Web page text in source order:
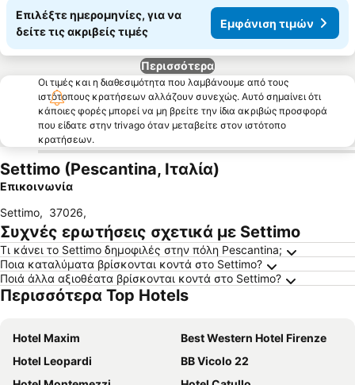
Επιλέξτε ημερομηνίες, για να
δείτε τις ακριβείς τιμές
Εμφάνιση τιμών
Περισσότερα
Οι τιμές και η διαθεσιμότητα που λαμβάνουμε από τους
ιστότοπους κρατήσεων αλλάζουν συνεχώς. Αυτό σημαίνει ότι
κάποιες φορές μπορεί να μη βρείτε την ίδια ακριβώς προσφορά
που είδατε στην trivago όταν μεταβείτε στον ιστότοπο
κρατήσεων.
Settimo (Pescantina, Ιταλία)
Επικοινωνία
Settimo, 37026,
Συχνές ερωτήσεις σχετικά με Settimo
Τι κάνει το Settimo δημοφιλές στην πόλη Pescantina;
Ποια καταλύματα βρίσκονται κοντά στο Settimo?
Ποιά άλλα αξιοθέατα βρίσκονται κοντά στο Settimo?
Περισσότερα Top Hotels
Hotel Maxim
Best Western Hotel Firenze
Hotel Leopardi
BB Vicolo 22